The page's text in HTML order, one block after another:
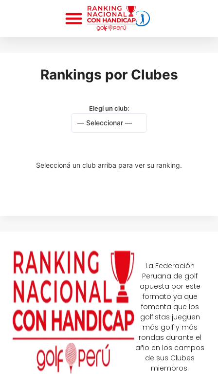
Rankings por Clubes
Elegí un club:
Seleccioná un club arriba para ver su ranking.
La Federación
Peruana de golf
apuesta por este
formato ya que
fomenta que los
golfistas jueguen
más golf y más
rondas durante el
año en los campos
de sus Clubes
miembros.